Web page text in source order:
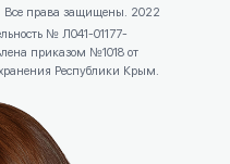
Все права защищены. 2022
№ Л041-01177-
приказом №1018 от
Республики Крым.